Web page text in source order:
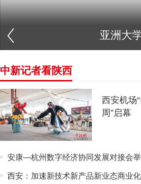
亚洲大
中新记者看陕西
西安机场
周”启幕
安康—杭州数字经济协同发展对接会
西安：加速新技术新产品新业态商业